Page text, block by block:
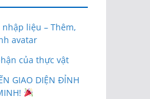
liệu – Thêm,
avatar
của thực vật
GIAO DIỆN ĐỈNH